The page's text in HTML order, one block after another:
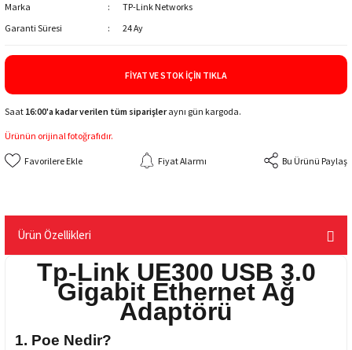
Marka
TP-Link Networks
Garanti Süresi
24 Ay
FIYAT VE STOK İÇIN TIKLA
Saat 16:00'a kadar verilen tüm siparişleraynı gün kargoda.
Ürünün orijinal fotoğrafıdır.
Fiyat Alarmı Bu Ürünü Paylaş
Ürün Özellikleri
Tp-Link UE300 USB 3.0
Gigabit Ethernet Ağ
Adaptörü
1. Poe Nedir?